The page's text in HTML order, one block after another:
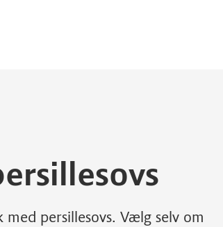
persillesovs. Vælg selv om